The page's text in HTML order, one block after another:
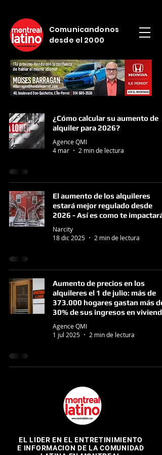
Comunicandonos
desde el 2000
¿Cómo calcular su aumento de
alquiler para 2026?
Agence QMI
4 mar
2 min de lectura
El aumento de los alquileres
estará mejor regulado desde
2026 - Así es como te impactará
Narcity
18 dic 2025
2 min de lectura
Aumento de precios en los
alquileres el 1 de julio: más de
373.000 hogares gastan más del
30% de sus ingresos en vivienda
Agence QMI
1 jul 2025
2 min de lectura
EL LIDER EN EL ENTRETINIMIENTO
E INFORMACION DE LA COMUNIDAD